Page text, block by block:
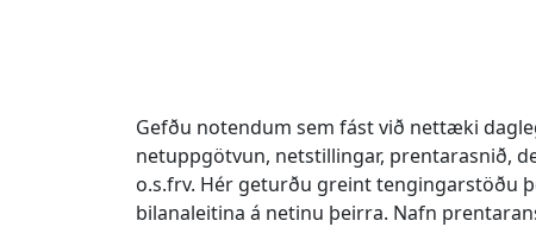
Gefðu notendum sem fást við nettæki
netuppgötvun, netstillingar, prentarasnið,
o.s.frv. Hér geturðu greint tengingarstöðu
bilanaleitina á netinu þeirra. Nafn